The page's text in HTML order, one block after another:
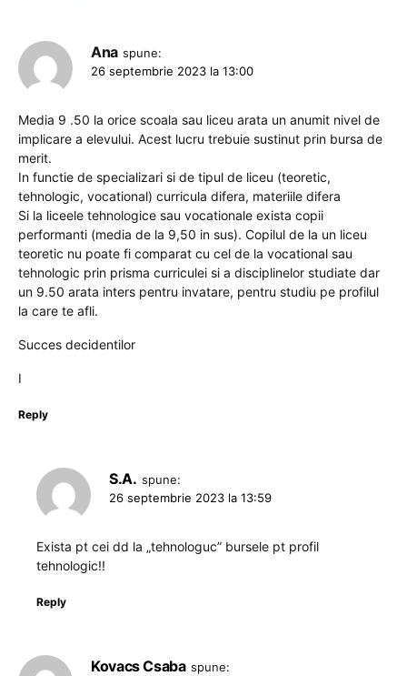
Ana spune:
26 septembrie 2023 la 13:00
Media 9 .50 la orice scoala sau liceu arata un anumit nivel de
implicare a elevului. Acest lucru trebuie sustinut prin bursa de
merit.
In functie de specializari si de tipul de liceu (teoretic,
tehnologic, vocational) curricula difera, materiile difera
Si la liceele tehnologice sau vocationale exista copii
performanti (media de la 9,50 in sus). Copilul de la un liceu
teoretic nu poate fi comparat cu cel de la vocational sau
tehnologic prin prisma curriculei si a disciplinelor studiate dar
un 9.50 arata inters pentru invatare, pentru studiu pe profilul
la care te afli.
Succes decidentilor
I
Reply
S.A. spune:
26 septembrie 2023 la 13:59
Exista pt cei dd la „tehnologuc” bursele pt profil
tehnologic!!
Reply
Kovacs Csaba spune: